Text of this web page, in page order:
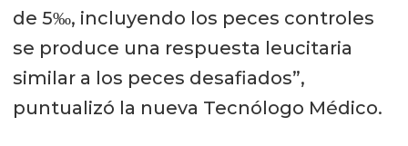
de 5‰, incluyendo los peces controles
se produce una respuesta leucitaria
similar a los peces desafiados”,
puntualizó la nueva Tecnólogo Médico.